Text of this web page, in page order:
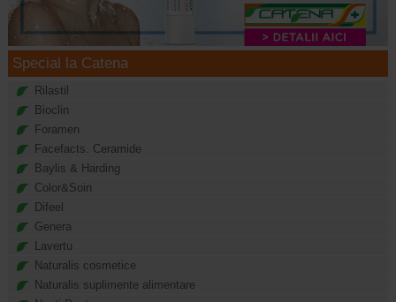
Special la Catena
Rilastil
Bioclin
Foramen
Facefacts. Ceramide
Baylis & Harding
Color&Soin
Difeel
Genera
Lavertu
Naturalis cosmetice
Naturalis suplimente alimentare